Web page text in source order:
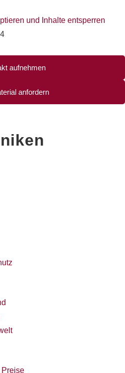
und Inhalte entsperren
aufnehmen
anfordern
Preise